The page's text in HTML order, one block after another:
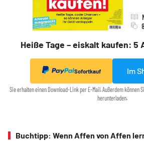
Heiße Tage – eiskalt kaufen: 5
Sofortkauf Im
Sie erhalten einen Download-Link per E-Mail. Außerdem können
herunterladen.
Buchtipp: Wenn Affen von Affen